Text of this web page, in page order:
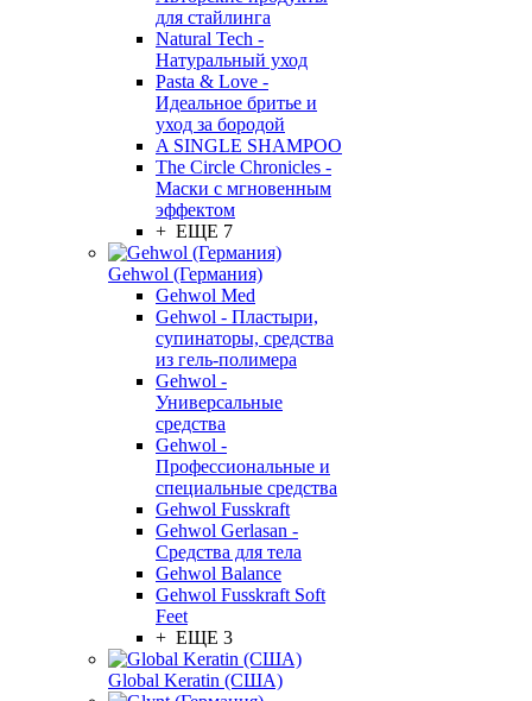
для стайлинга
Natural Tech -
Натуральный уход
Pasta & Love -
Идеальное бритье и
уход за бородой
A SINGLE SHAMPOO
The Circle Chronicles -
Маски с мгновенным
эффектом
+ ЕЩЕ 7
Gehwol (Германия)
Gehwol Med
Gehwol - Пластыри,
супинаторы, средства
из гель-полимера
Gehwol -
Универсальные
средства
Gehwol -
Профессиональные и
специальные средства
Gehwol Fusskraft
Gehwol Gerlasan -
Средства для тела
Gehwol Balance
Gehwol Fusskraft Soft
Feet
+ ЕЩЕ 3
Global Keratin (США)